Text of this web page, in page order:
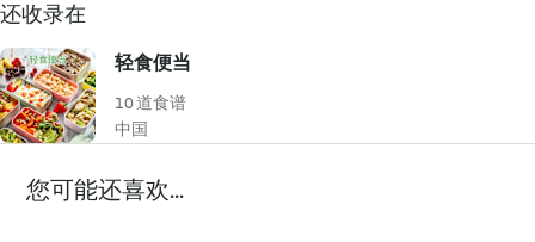
还收录在
轻食便当
10 道食谱
中国
您可能还喜欢...